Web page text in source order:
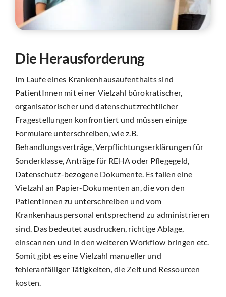
Die Herausforderung
Im Laufe eines Krankenhausaufenthalts sind
PatientInnen mit einer Vielzahl bürokratischer,
organisatorischer und datenschutzrechtlicher
Fragestellungen konfrontiert und müssen einige
Formulare unterschreiben, wie z.B.
Behandlungsverträge, Verpflichtungserklärungen für
Sonderklasse, Anträge für REHA oder Pflegegeld,
Datenschutz-bezogene Dokumente. Es fallen eine
Vielzahl an Papier-Dokumenten an, die von den
PatientInnen zu unterschreiben und vom
Krankenhauspersonal entsprechend zu administrieren
sind. Das bedeutet ausdrucken, richtige Ablage,
einscannen und in den weiteren Workflow bringen etc.
Somit gibt es eine Vielzahl manueller und
fehleranfälliger Tätigkeiten, die Zeit und Ressourcen
kosten.